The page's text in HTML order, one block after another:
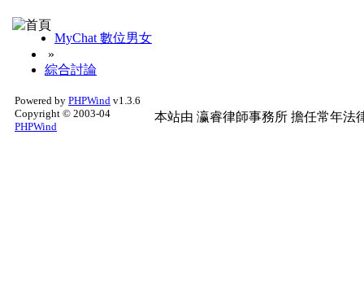
MyChat 數位男女
»
綜合討論
Powered by PHPWind v1.3.6
Copyright © 2003-04
PHPWind
本站由 瀛睿律師事務所 擔任常年法